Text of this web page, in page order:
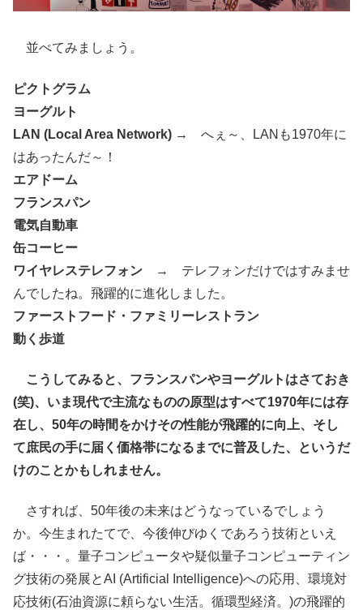
並べてみましょう。
ピクトグラム
ヨーグルト
LAN (Local Area Network) → へぇ～、LANも1970年に
はあったんだ～！
エアドーム
フランスパン
電気自動車
缶コーヒー
ワイヤレステレフォン → テレフォンだけではすみませ
んでしたね。飛躍的に進化しました。
ファーストフード・ファミリーレストラン
動く歩道
こうしてみると、フランスパンやヨーグルトはさておき
(笑)、いま現代で主流なものの原型はすべて1970年には存
在し、50年の時間をかけその性能が飛躍的に向上、そし
て庶民の手に届く価格帯になるまでに普及した、というだ
けのことかもしれません。
さすれば、50年後の未来はどうなっているでしょう
か。今生まれたてで、今後伸びゆくであろう技術といえ
ば・・・。量子コンピュータや疑似量子コンピューティン
グ技術の発展とAI (Artificial Intelligence)への応用、環境対
応技術(石油資源に頼らない生活。循環型経済。)の飛躍的